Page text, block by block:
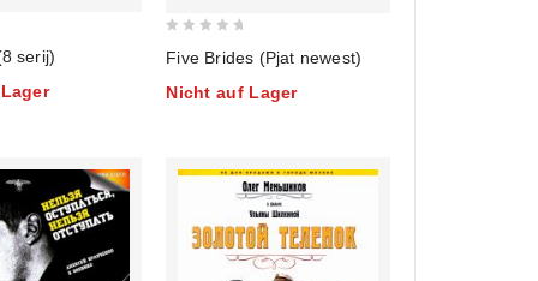
serij)
of
Five Brides (Pjat newest)
Nicht auf Lager